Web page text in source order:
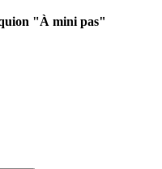
"À mini pas"